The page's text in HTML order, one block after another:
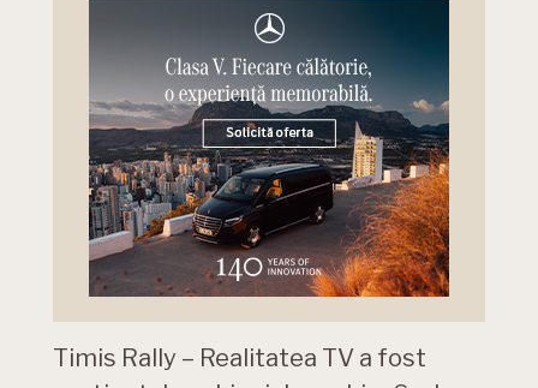
Timis Rally – Realitatea TV a fost